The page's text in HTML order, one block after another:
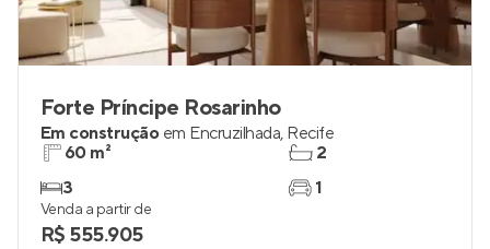
Forte Príncipe Rosarinho
Em construção em Encruzilhada, Recife
60 m²
3
2
1
Venda a partir de
R$ 555.905